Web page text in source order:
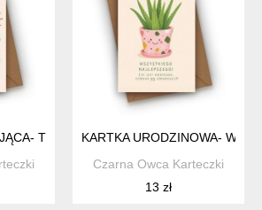
TRZYMAM MOCNO KCIUKI!
KARTKA URODZINOWA-
Czarna Owca Karteczki
13 zł